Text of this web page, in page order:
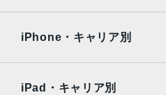
OPPO
Surface
Xiaomi Tablet
Ymobile
iPhone・キャリア別
iPad・キャリア別